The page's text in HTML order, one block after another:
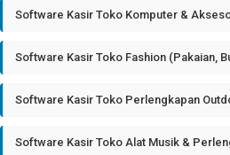
Software Kasir Toko Komputer &
Software Kasir Toko Fashion (Pakaian,
Software Kasir Toko Perlengkapan
Software Kasir Toko Alat Musik &